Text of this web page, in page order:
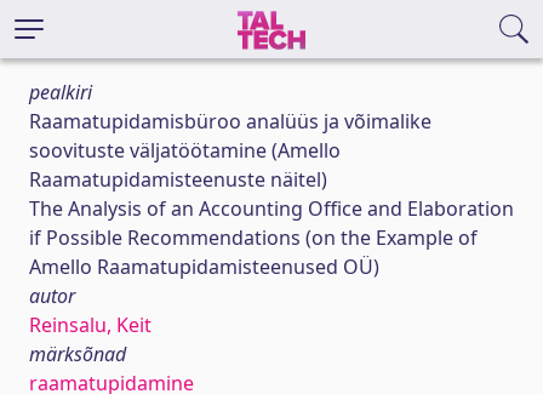
pealkiri
Raamatupidamisbüroo analüüs ja võimalike
soovituste väljatöötamine (Amello
Raamatupidamisteenuste näitel)
The Analysis of an Accounting Office and Elaboration
if Possible Recommendations (on the Example of
Amello Raamatupidamisteenused OÜ)
autor
Reinsalu, Keit
märksõnad
raamatupidamine